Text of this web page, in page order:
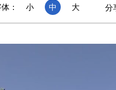
： 小 中 大 分